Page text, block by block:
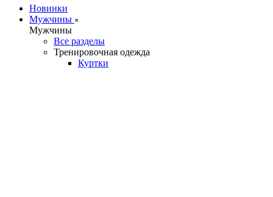
Новинки
Мужчины
Мужчины
Все разделы
Тренировочная одежда
Куртки